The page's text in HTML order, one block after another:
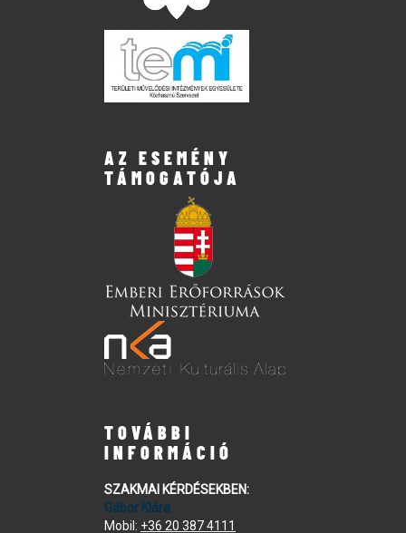
AZ ESEMÉNY
TÁMOGATÓJA
TOVÁBBI
INFORMÁCIÓ
SZAKMAI KÉRDÉSEKBEN:
Gábor Klára
Mobil: +36 20 387 4111